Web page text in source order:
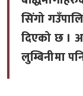
सिंगो
दिएको छ ।
लुम्बिनीमा